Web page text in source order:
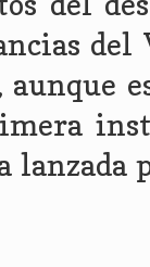
aunque
lanzada